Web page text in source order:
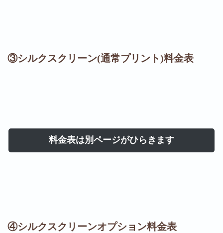
③シルクスクリーン(通常プリント)料金表
料金表は別ページがひらきます
④シルクスクリーンオプション料金表